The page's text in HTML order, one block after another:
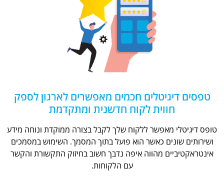
טפסים דיגיטלים חכמים מאפשרים לארגון לספק
חווית לקוח חדשנית ומתקדמת
טופס דיגיטלי מאפשר ללקוח שלך לקבל בצורה ממוקדת ונוחה מידע
ושירותים שונים כאשר הוא פועל בתוך המסמך. השימוש במסמכים
אינטראקטיביים מהווה איפה נדבך חשוב בחיזוק התקשורת והקשר
עם הלקוחות.